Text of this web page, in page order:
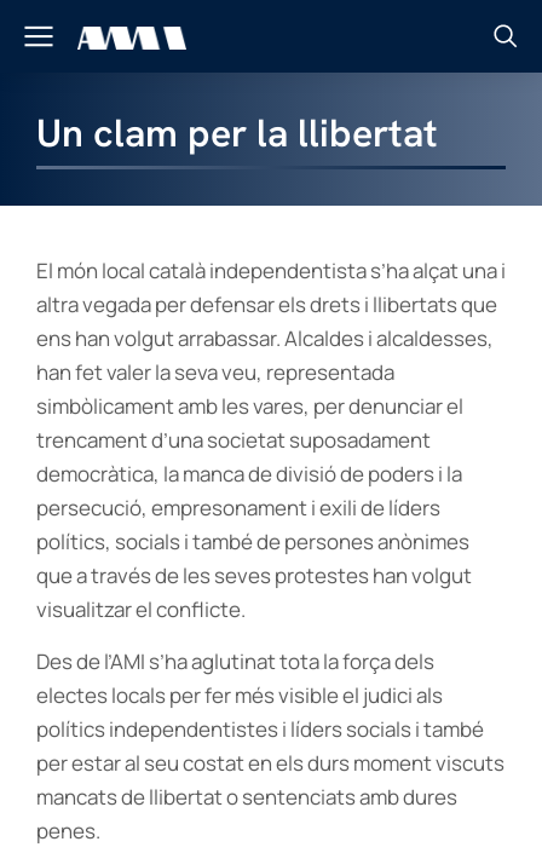
Un clam per la llibertat
El món local català independentista s’ha alçat una i
altra vegada per defensar els drets i llibertats que
ens han volgut arrabassar. Alcaldes i alcaldesses,
han fet valer la seva veu, representada
simbòlicament amb les vares, per denunciar el
trencament d’una societat suposadament
democràtica, la manca de divisió de poders i la
persecució, empresonament i exili de líders
polítics, socials i també de persones anònimes
que a través de les seves protestes han volgut
visualitzar el conflicte.
Des de l’AMI s’ha aglutinat tota la força dels
electes locals per fer més visible el judici als
polítics independentistes i líders socials i també
per estar al seu costat en els durs moment viscuts
mancats de llibertat o sentenciats amb dures
penes.